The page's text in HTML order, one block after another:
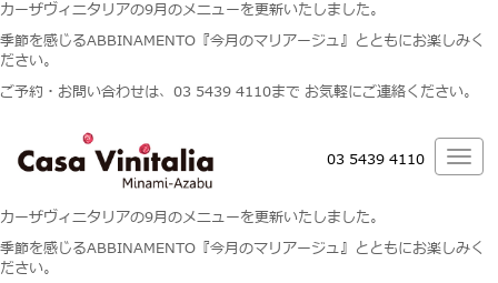
カーザヴィニタリアの9月のメニューを更新いたしました。
季節を感じるABBINAMENTO『今月のマリアージュ』とともにお楽しみく
ださい。
ご予約・お問い合わせは、03 5439 4110まで お気軽にご連絡ください。
03 5439 4110
カーザヴィニタリアの9月のメニューを更新いたしました。
季節を感じるABBINAMENTO『今月のマリアージュ』とともにお楽しみく
ださい。